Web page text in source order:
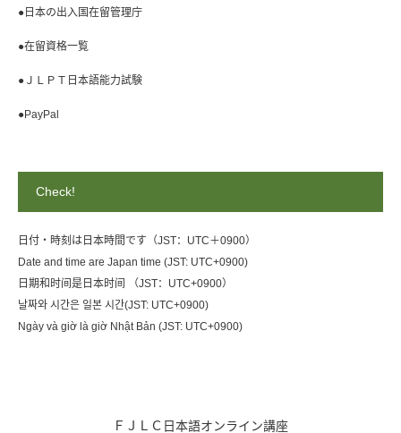
●日本の出入国在留管理庁
●在留資格一覧
●ＪＬＰＴ日本語能力試験
●PayPal
Check!
日付・時刻は日本時間です（JST：UTC＋0900）
Date and time are Japan time (JST: UTC+0900)
日期和时间是日本时间 （JST：UTC+0900）
날짜와 시간은 일본 시간(JST: UTC+0900)
Ngày và giờ là giờ Nhật Bản (JST: UTC+0900)
ＦＪＬＣ日本語オンライン講座